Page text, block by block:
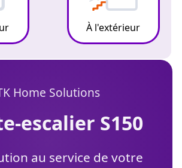
À l'extérieur
Home Solutions
escalier S150
au service de votre